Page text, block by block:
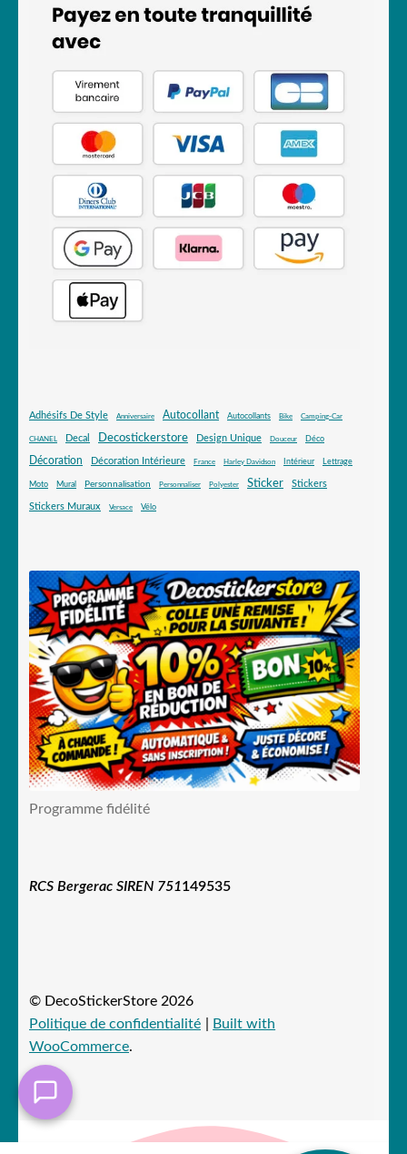
Adhésifs De Style Anniversaire Autocollant Autocollants Bike Camping-Car
CHANEL Decal Decostickerstore Design Unique Douceur Déco
Décoration Décoration Intérieure France Harley Davidson Intérieur Lettrage
Moto Mural Personnalisation Personnaliser Polyester Sticker Stickers
Stickers Muraux Versace Vélo
Programme fidélité
RCS Bergerac SIREN 751149535
© DecoStickerStore 2026
Politique de confidentialité
Built with
WooCommerce.